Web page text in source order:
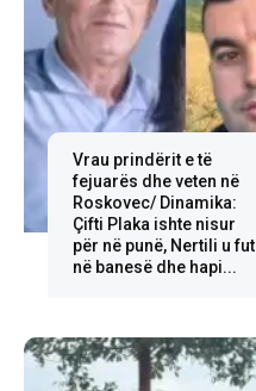
Vrau prindërit e të
fejuarës dhe veten në
Roskovec/ Dinamika:
Çifti Plaka ishte nisur
për në punë, Nertili u fut
në banesë dhe hapi...